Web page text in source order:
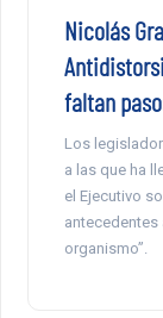
Nicolás
faltan
Los
a las que ha
el Ejecutivo
antecedentes
organismo”.